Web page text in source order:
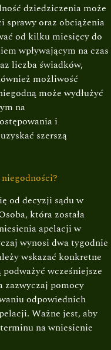
dziedziczenia może
sprawy oraz obciążenia
od kilku miesięcy do
wpływającym na czas
liczba świadków,
możliwość
może wydłużyć
na
i
szerszą
od decyzji sądu w
która została
apelacji w
wynosi dwa tygodnie
wskazać konkretne
wcześniejsze
zazwyczaj pomocy
odpowiednich
Ważne jest, aby
na wniesienie